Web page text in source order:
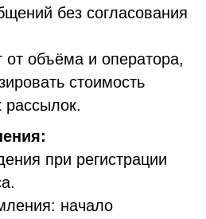
без согласования
объёма и оператора,
стоимость
при регистрации
начало